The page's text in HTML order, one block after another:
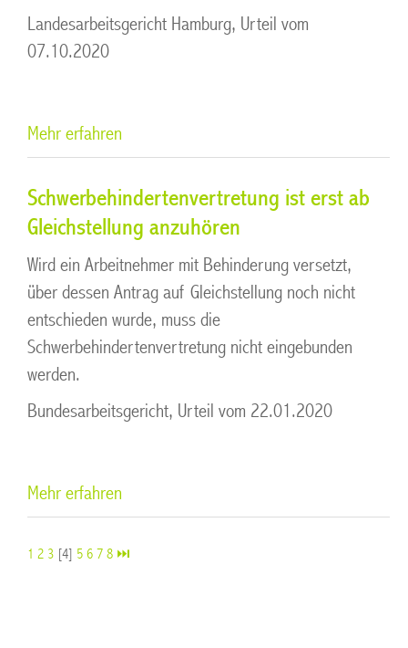
Landesarbeitsgericht Hamburg, Urteil vom
07.10.2020
Mehr erfahren
Schwerbehindertenvertretung ist erst ab
Gleichstellung anzuhören
Wird ein Arbeitnehmer mit Behinderung versetzt,
über dessen Antrag auf Gleichstellung noch nicht
entschieden wurde, muss die
Schwerbehindertenvertretung nicht eingebunden
werden.
Bundesarbeitsgericht, Urteil vom 22.01.2020
Mehr erfahren
1 2 3 [4] 5 6 7 8 ⏭